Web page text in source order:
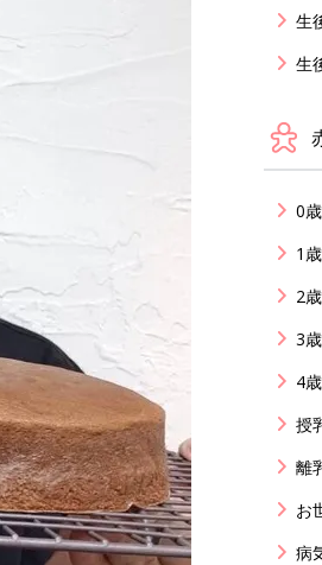
生
生
0歳
1歳
2歳
3歳
4
授
離
お
病